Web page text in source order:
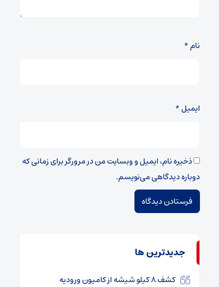
نام*
ایمیل*
ذخیره نام، ایمیل و وبسایت من در مرورگر برای زمانی که
دوباره دیدگاهی می‌نویسم.
جديدترين ها
کشف ۸ کیلو شیشه از کامیون ورودیه